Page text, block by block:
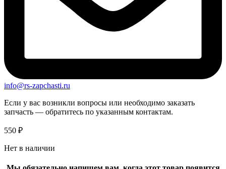
info@rs-zapchasti.ru
Если у вас возникли вопросы или необходимо заказать
запчасть — обратитесь по указанным контактам.
550 ₽
Нет в наличии